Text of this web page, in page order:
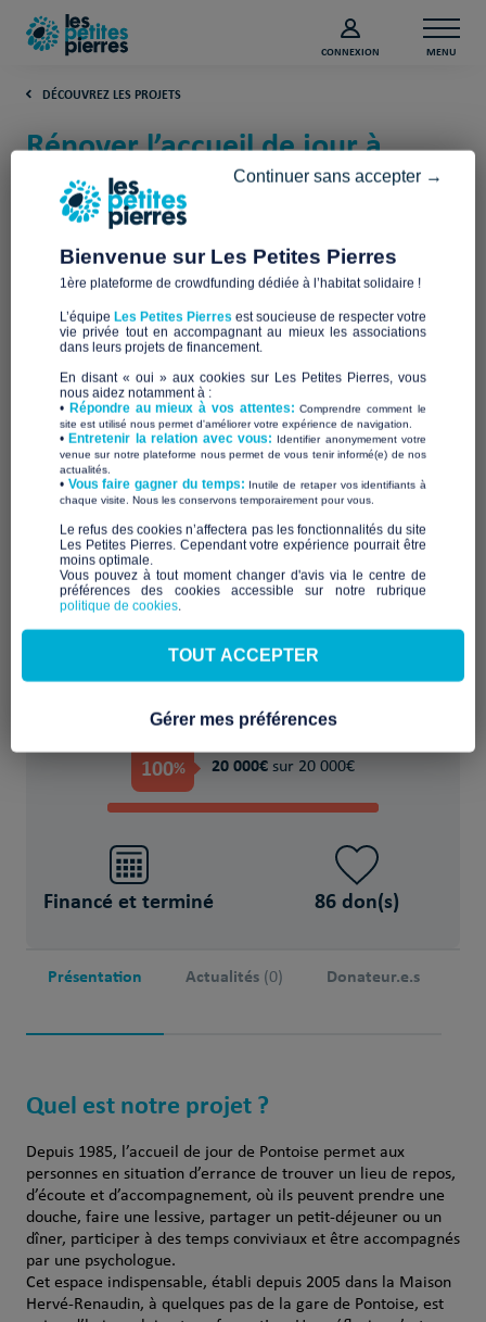
CONNEXION MENU
DÉCOUVREZ LES PROJETS
Rénover l’accueil de jour à
Pontoise (Val-d'Oise)
Secours Catholique Caritas France
Favoriser l'accueil et l'échange dans un lieu
partagé
3300 Personne(s) en situation de précarité
PROJET FINANCÉ !
100% 20 000€ sur 20 000€
Financé et terminé 86 don(s)
Présentation Actualités (0) Donateur.e.s
Quel est notre projet ?
Depuis 1985, l’accueil de jour de Pontoise permet aux
personnes en situation d’errance de trouver un lieu de repos,
d’écoute et d’accompagnement, où ils peuvent prendre une
douche, faire une lessive, partager un petit-déjeuner ou un
dîner, participer à des temps conviviaux et être accompagnés
par une psychologue.
Cet espace indispensable, établi depuis 2005 dans la Maison
Hervé-Renaudin, à quelques pas de la gare de Pontoise, est
Bienvenue sur Les Petites Pierres
1ère plateforme de crowdfunding dédiée à l’habitat solidaire !
L’équipe Les Petites Pierres est soucieuse de respecter votre
vie privée tout en accompagnant au mieux les associations
dans leurs projets de financement.
En disant « oui » aux cookies sur Les Petites Pierres, vous
nous aidez notamment à :
• Répondre au mieux à vos attentes:Comprendre comment le
site est utilisé nous permet d'améliorer votre expérience de navigation.
•Entretenir la relation avec vous: Identifier anonymement votre
venue sur notre plateforme nous permet de vous tenir informé(e) de nos
actualités.
​• Vous faire gagner du temps: Inutile de retaper vos identifiants à
chaque visite. Nous les conservons temporairement pour vous.
​Le refus des cookies n’affectera pas les fonctionnalités du site
Les Petites Pierres. Cependant votre expérience pourrait être
moins optimale.​
Vous pouvez à tout moment changer d'avis via le centre de
préférences des cookies accessible sur notre rubrique
politique de cookies.
Continuer sans accepter →
TOUT ACCEPTER
Gérer mes préférences